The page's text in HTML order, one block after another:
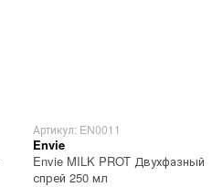
Артикул: EN0011
Envie
Envie MILK PROT Двухфазный
спрей 250 мл